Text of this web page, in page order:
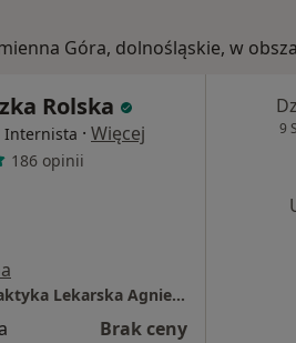
Góra, dolnośląskie, w
Rolska
Internista · Więcej
186 opinii
Prywatna Specjalistyczna Praktyka Lekarska Agnieszka Rolska
Brak ceny
9